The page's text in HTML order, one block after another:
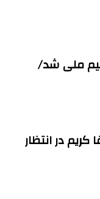
ملی شد/
کریم در انتظار